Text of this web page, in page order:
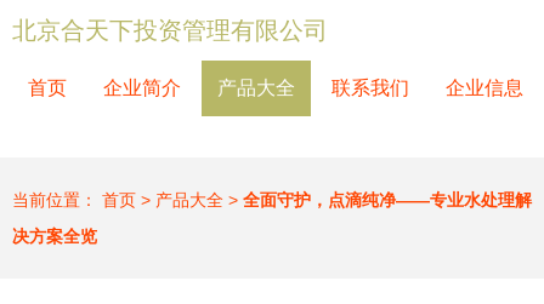
北京合天下投资管理有限公司
首页 企业简介 产品大全 联系我们 企业信息
当前位置： 首页 > 产品大全 > 全面守护，点滴纯净——专业水处理解
决方案全览